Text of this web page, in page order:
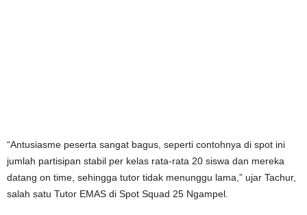
“Antusiasme peserta sangat bagus, seperti contohnya di spot ini
jumlah partisipan stabil per kelas rata-rata 20 siswa dan mereka
datang on time, sehingga tutor tidak menunggu lama,” ujar Tachur,
salah satu Tutor EMAS di Spot Squad 25 Ngampel.